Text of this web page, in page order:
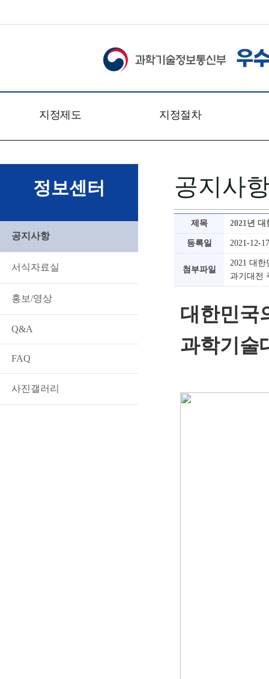
지정제도
개요
문의처
찾아오시는 길
지정절차
신청접수
심사절차
심사방법
심사기준
정보센터
공지사항
서식자료실
홍보/영상
Q&A
FAQ
사진갤러리
공지사
제목 2021년
등록일 2021-12-17
첨부파일
2021 대
과기대전
대한민국
과학기술